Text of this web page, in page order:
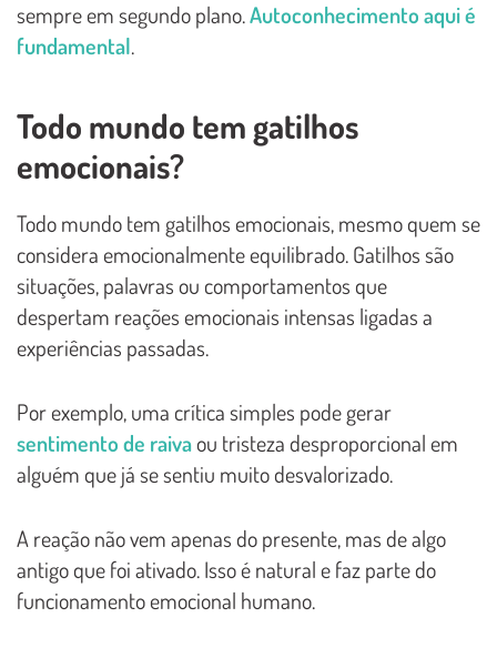
sempre em segundo plano.Autoconhecimento aqui é
fundamental.
Todo mundo tem gatilhos
emocionais?
Todo mundo tem gatilhos emocionais, mesmo quem se
considera emocionalmente equilibrado. Gatilhos são
situações, palavras ou comportamentos que
despertam reações emocionais intensas ligadas a
experiências passadas.
Por exemplo, uma crítica simples pode gerar
sentimento de raivaou tristeza desproporcional em
alguém que já se sentiu muito desvalorizado.
A reação não vem apenas do presente, mas de algo
antigo que foi ativado. Isso é natural e faz parte do
funcionamento emocional humano.